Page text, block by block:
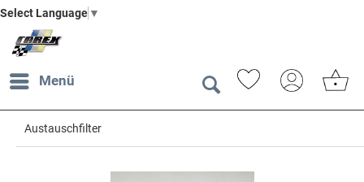
Select Language ▼
Menü
Austauschfilter